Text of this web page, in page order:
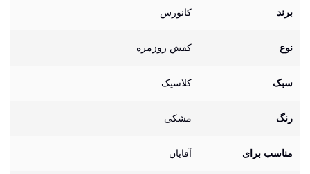
برند کانورس
نوع کفش روزمره
سبک کلاسیک
رنگ مشکی
مناسب برای آقایان